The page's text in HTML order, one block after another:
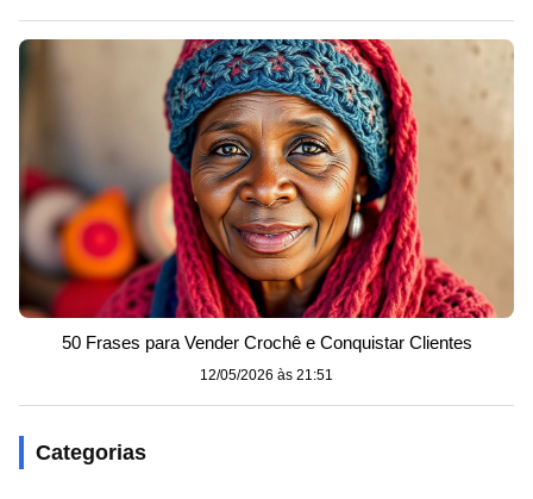
50 Frases para Vender Crochê e Conquistar Clientes
12/05/2026 às 21:51
Categorias